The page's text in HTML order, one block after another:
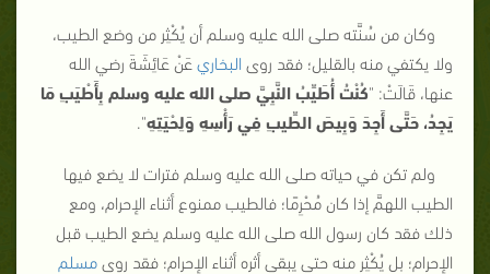
وكان من سُنَّته صلى الله عليه وسلم أن يُكْثِر من وضع الطيب،
ولا يكتفي منه بالقليل؛ فقد روى البخاري عَنْ عَائِشَةَ رضي الله
عنها، قَالَتْ: "كُنْتُ أُطَيِّبُ النَّبِيَّ صلى الله عليه وسلم بِأَطْيَبِ مَا
يَجِدُ، حَتَّى أَجِدَ وَبِيصَ الطِّيبِ فِي رَأْسِهِ وَلِحْيَتِهِ"
.
ولم تكن في حياته صلى الله عليه وسلم فترات لا يضع فيها
الطيب اللهمَّ إذا كان مُحْرِمًا؛ فالطيب ممنوع أثناء الإحرام، ومع
ذلك فقد كان رسول الله صلى الله عليه وسلم يضع الطيب قبل
الإحرام؛ بل يُكْثِر منه حتى يبقى أثره أثناء الإحرام؛ فقد روىمسلم